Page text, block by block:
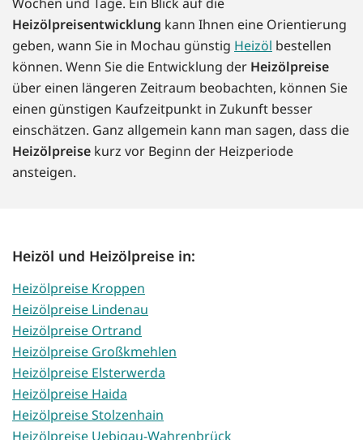
Heizölpreisentwicklung kann Ihnen eine Orientierung
geben, wann Sie in Mochau günstig Heizöl bestellen
können. Wenn Sie die Entwicklung der Heizölpreise
über einen längeren Zeitraum beobachten, können Sie
einen günstigen Kaufzeitpunkt in Zukunft besser
einschätzen. Ganz allgemein kann man sagen, dass die
Heizölpreise kurz vor Beginn der Heizperiode
ansteigen.
Heizöl und Heizölpreise in:
Heizölpreise Kroppen
Heizölpreise Lindenau
Heizölpreise Ortrand
Heizölpreise Großkmehlen
Heizölpreise Elsterwerda
Heizölpreise Haida
Heizölpreise Stolzenhain
Heizölpreise Uebigau-Wahrenbrück